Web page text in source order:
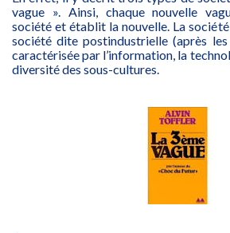
vague ». Ainsi, chaque nouvelle
société et établit la nouvelle. La
société dite postindustrielle (après
caractérisée par l’information, la
diversité des sous-cultures.